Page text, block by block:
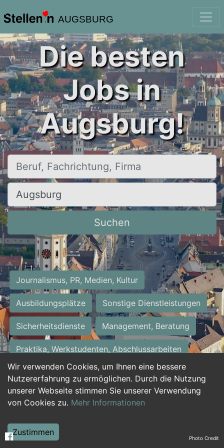
AUGSBURG
Wir verwenden Cookies, um Ihnen eine bessere
Nutzererfahrung zu ermöglichen. Durch die Nutzung
unserer Webseite stimmen Sie unserer Verwendung
von Cookies zu. Mehr Informationen
Zustimmen
Die besten
Jobs in
Augsburg!
Beruf, Fachrichtung, Firma
Ort, Stadt
Suchen
Journalismus, PR, Medien, Kultur
Ausbildungsplätze Sonstige Dienstleistungen
Sicherheitsdienste Management, Beratung
Praktika, Werkstudenten, Abschlussarbeiten
Personalwesen Assistenz, Sekretariat
Hilfskräfte, Aushilfs- und Nebenjobs
Weiterbildung, Studium, duale Ausbildung Photo Credit